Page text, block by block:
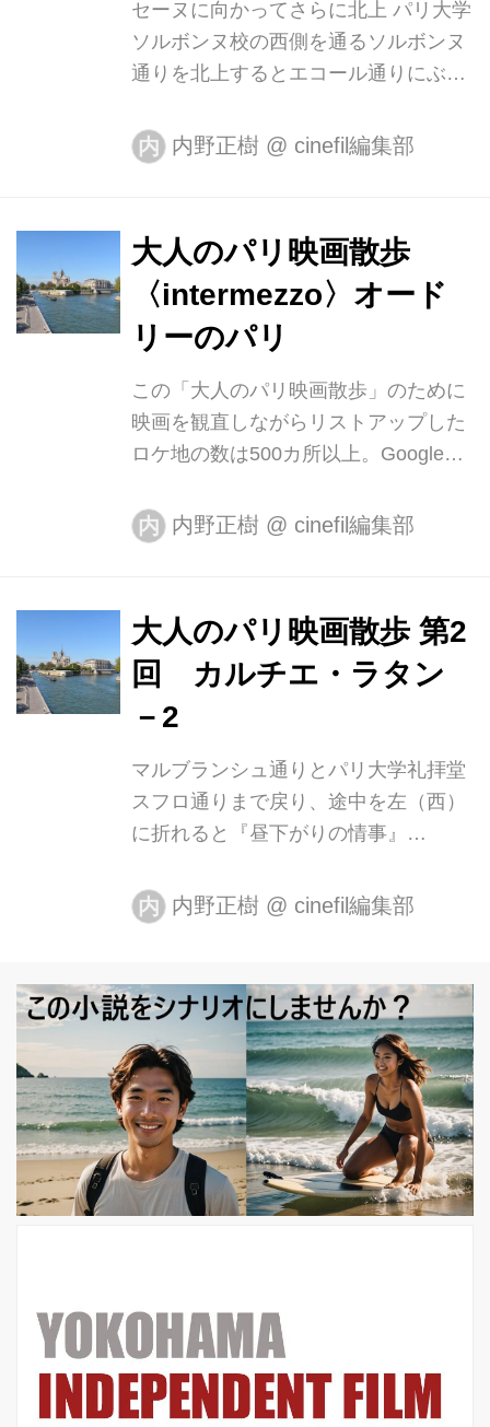
は“アラブ建築との対話”が設計テーマ
のひとつで、ファサードにはアラブ建
築の窓飾りからヒントを得たアルミパ
年以上経つがいまだに美しく保たれて
いて...
セーヌに向かってさらに北上 パリ大学
ソルボンヌ校の西側を通るソルボンヌ
通りを北上するとエコール通りにぶつ
世美術館が正面に見える。この美術館
は元は中世に絶大な影響力を誇った修
リー《貴婦人と一角獣》（15世紀末）
ほか中世のものを中心に2万数千点を
所蔵している。この西側にはローマ時
代のテルム（共同浴場）跡があり、通
りからもそのかなりの部分を目にする
ことができる。 交差点から東に300m
ほど歩いてから左折すると右に『静か
なふたり』の舞台となった「緑の麦」
れるにふさわしい」とでも表現したく
なるよう...
内 内野正樹 @ cinefil編集部
大人のパリ映画散歩
〈intermezzo〉オード
リーのパリ
この「大人のパリ映画散歩」のために
映画を観直しながらリストアップした
ロケ地の数は500カ所以上。Googleマ
らの作業は時間もかかり骨の折れる作
業であったが多くの発見があった。今
書いてみたい。 オードリー・ヘプバー
ンの名を聞いて、すぐさま思い浮かべ
る都市はパリ、ローマ、ニューヨーク
といったところだろうか。彼女の主演
ァニーで朝食を』の知名度が断トツに
高いから、もしかすると、パリの存在
感はほかの2都市に比べて劣るかもし
ド・アステアと共演した1957年の
『パ...
内 内野正樹 @ cinefil編集部
大人のパリ映画散歩 第2
回 カルチエ・ラタン
－2
マルブランシュ通りとパリ大学礼拝堂
スフロ通りまで戻り、途中を左（西）
に折れると『昼下がりの情事』
モーリス・シュヴァリエ演じる父親と
暮らすアパルトマンがある。華奢なオ
を上るあのアパルトマンだ。『ミッド
ナイト・イン・パリ』ではブリックト
ップへと繰り出した車が同じこのアパ
ルトマンの前あたりで停車するシーン
も撮られている。さらに、小説家を目
指す主人公のギルに創作上のアドバイ
スをするガートルード・スタイン（ア
メリカの著作家、評論家）の住むアパ
が）。道が途中で上...
内 内野正樹 @ cinefil編集部